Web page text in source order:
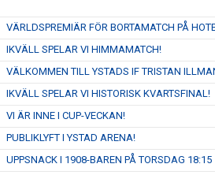
VÄRLDSPREMIÄR FÖR BORTAMATCH PÅ
IKVÄLL SPELAR VI HIMMAMATCH!
VÄLKOMMEN TILL YSTADS IF TRISTAN
IKVÄLL SPELAR VI HISTORISK KVARTSFINAL!
VI ÄR INNE I CUP-VECKAN!
PUBLIKLYFT I YSTAD ARENA!
UPPSNACK I 1908-BAREN PÅ TORSDAG 18:15